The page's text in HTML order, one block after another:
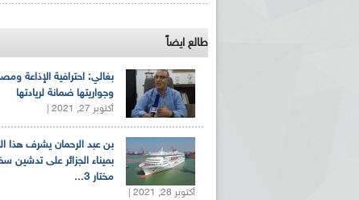
طالع ايضاً
بغالي: احترافية الإذاعة
وجواريتها ضمانة لريادتها
أكتوبر 27, 2021 |
بن عبد الرحمان يشرف هذا
بميناء الجزائر على تدشين
مختار 3...
أكتوبر 28, 2021 |